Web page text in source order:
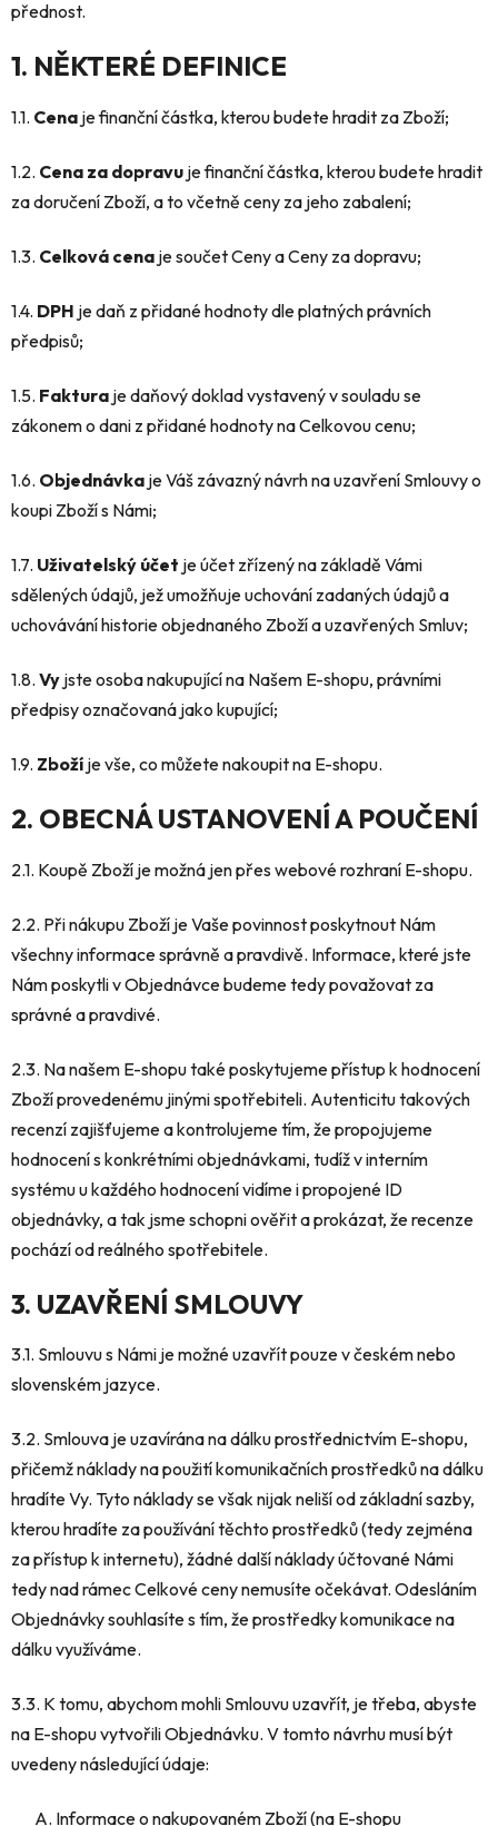
přednost.
1. NĚKTERÉ DEFINICE
1.1. Cena je finanční částka, kterou budete hradit za Zboží;
1.2. Cena za dopravu je finanční částka, kterou budete hradit
za doručení Zboží, a to včetně ceny za jeho zabalení;
1.3. Celková cena je součet Ceny a Ceny za dopravu;
1.4. DPH je daň z přidané hodnoty dle platných právních
předpisů;
1.5. Faktura je daňový doklad vystavený v souladu se
zákonem o dani z přidané hodnoty na Celkovou cenu;
1.6. Objednávka je Váš závazný návrh na uzavření Smlouvy o
koupi Zboží s Námi;
1.7. Uživatelský účet je účet zřízený na základě Vámi
sdělených údajů, jež umožňuje uchování zadaných údajů a
uchovávání historie objednaného Zboží a uzavřených Smluv;
1.8. Vy jste osoba nakupující na Našem E-shopu, právními
předpisy označovaná jako kupující;
1.9. Zboží je vše, co můžete nakoupit na E-shopu.
2. OBECNÁ USTANOVENÍ A POUČENÍ
2.1. Koupě Zboží je možná jen přes webové rozhraní E-shopu.
2.2. Při nákupu Zboží je Vaše povinnost poskytnout Nám
všechny informace správně a pravdivě. Informace, které jste
Nám poskytli v Objednávce budeme tedy považovat za
správné a pravdivé.
2.3. Na našem E-shopu také poskytujeme přístup k hodnocení
Zboží provedenému jinými spotřebiteli. Autenticitu takových
recenzí zajišťujeme a kontrolujeme tím, že propojujeme
hodnocení s konkrétními objednávkami, tudíž v interním
systému u každého hodnocení vidíme i propojené ID
objednávky, a tak jsme schopni ověřit a prokázat, že recenze
pochází od reálného spotřebitele.
3. UZAVŘENÍ SMLOUVY
3.1. Smlouvu s Námi je možné uzavřít pouze v českém nebo
slovenském jazyce.
3.2. Smlouva je uzavírána na dálku prostřednictvím E-shopu,
přičemž náklady na použití komunikačních prostředků na dálku
hradíte Vy. Tyto náklady se však nijak neliší od základní sazby,
kterou hradíte za používání těchto prostředků (tedy zejména
za přístup k internetu), žádné další náklady účtované Námi
tedy nad rámec Celkové ceny nemusíte očekávat. Odesláním
Objednávky souhlasíte s tím, že prostředky komunikace na
dálku využíváme.
3.3. K tomu, abychom mohli Smlouvu uzavřít, je třeba, abyste
na E-shopu vytvořili Objednávku. V tomto návrhu musí být
uvedeny následující údaje:
Informace o nakupovaném Zboží (na E-shopu